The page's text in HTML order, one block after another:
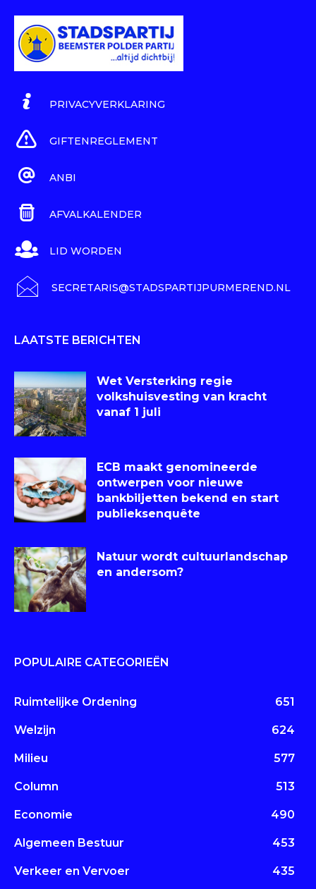
PRIVACYVERKLARING
GIFTENREGLEMENT
ANBI
AFVALKALENDER
LID WORDEN
SECRETARIS@STADSPARTIJPURMEREND.NL
LAATSTE BERICHTEN
Wet Versterking regie
volkshuisvesting van kracht
vanaf 1 juli
ECB maakt genomineerde
ontwerpen voor nieuwe
bankbiljetten bekend en start
publieksenquête
Natuur wordt cultuurlandschap
en andersom?
POPULAIRE CATEGORIEËN
Ruimtelijke Ordening 651
Welzijn 624
Milieu 577
Column 513
Economie 490
Algemeen Bestuur 453
Verkeer en Vervoer 435